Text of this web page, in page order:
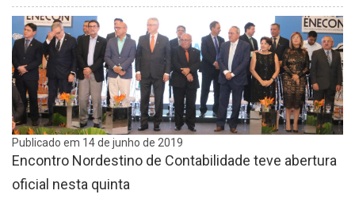
Publicado em 14 de junho de 2019
Encontro Nordestino de Contabilidade teve abertura
oficial nesta quinta